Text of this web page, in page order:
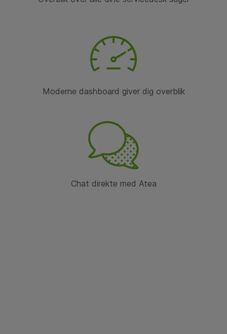
Moderne dashboard giver dig overblik
Chat direkte med Atea